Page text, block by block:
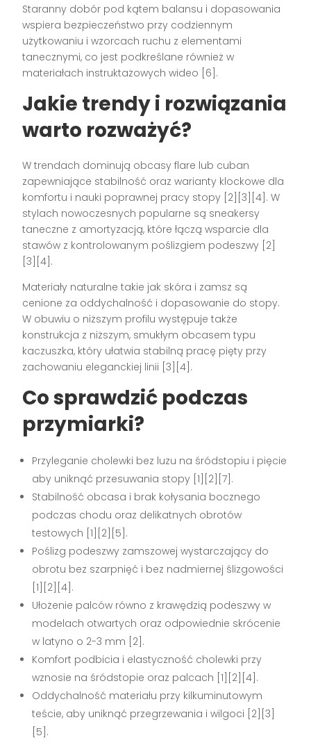
Staranny dobór pod kątem balansu i dopasowania
wspiera bezpieczeństwo przy codziennym
użytkowaniu i wzorcach ruchu z elementami
tanecznymi, co jest podkreślane również w
materiałach instruktażowych wideo [6].
Jakie trendy i rozwiązania
warto rozważyć?
W trendach dominują obcasy flare lub cuban
zapewniające stabilność oraz warianty klockowe dla
komfortu i nauki poprawnej pracy stopy [2][3][4]. W
stylach nowoczesnych popularne są sneakersy
taneczne z amortyzacją, które łączą wsparcie dla
stawów z kontrolowanym poślizgiem podeszwy [2]
[3][4].
Materiały naturalne takie jak skóra i zamsz są
cenione za oddychalność i dopasowanie do stopy.
W obuwiu o niższym profilu występuje także
konstrukcja z niższym, smukłym obcasem typu
kaczuszka, który ułatwia stabilną pracę pięty przy
zachowaniu eleganckiej linii [3][4].
Co sprawdzić podczas
przymiarki?
Przyleganie cholewki bez luzu na śródstopiu i pięcie
aby uniknąć przesuwania stopy [1][2][7].
Stabilność obcasa i brak kołysania bocznego
podczas chodu oraz delikatnych obrotów
testowych [1][2][5].
Poślizg podeszwy zamszowej wystarczający do
obrotu bez szarpnięć i bez nadmiernej ślizgowości
[1][2][4].
Ułożenie palców równo z krawędzią podeszwy w
modelach otwartych oraz odpowiednie skrócenie
w latyno o 2-3 mm [2].
Komfort podbicia i elastyczność cholewki przy
wznosie na śródstopie oraz palcach [1][2][4].
Oddychalność materiału przy kilkuminutowym
teście, aby uniknąć przegrzewania i wilgoci [2][3]
[5].